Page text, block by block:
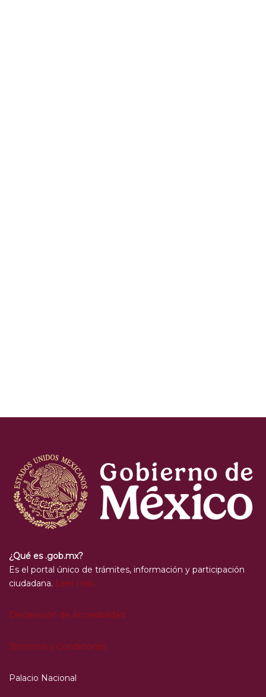
¿Qué es .gob.mx?
Es el portal único de trámites, información y participación
ciudadana. Leer más
Declaración de Accesibilidad
Términos y Condiciones
Palacio Nacional